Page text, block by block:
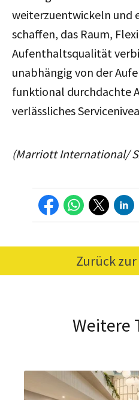
weiterzuentwickeln und
schaffen, das Raum,
Aufenthaltsqualität
unabhängig von der
funktional durchdachte
verlässliches
(Marriott International/
Zurück
Weitere